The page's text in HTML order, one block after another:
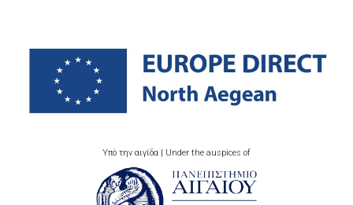
Υπό την αιγίδα | Under the auspices of